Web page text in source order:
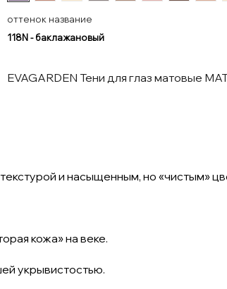
оттенок название
118N - баклажановый
EVAGARDEN Тени для глаз матовые
и насыщенным, но «чистым»
кожа» на веке.
укрывистостью.